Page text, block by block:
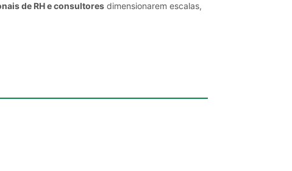
de RH e consultores dimensionarem escalas,